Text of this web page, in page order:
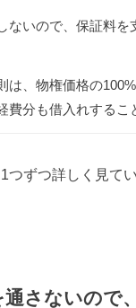
ないので、保証料を
は、物権価格の
費分も借入れするこ
つずつ詳しく見てい
通さないので